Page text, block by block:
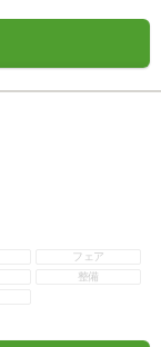
フェア
整備